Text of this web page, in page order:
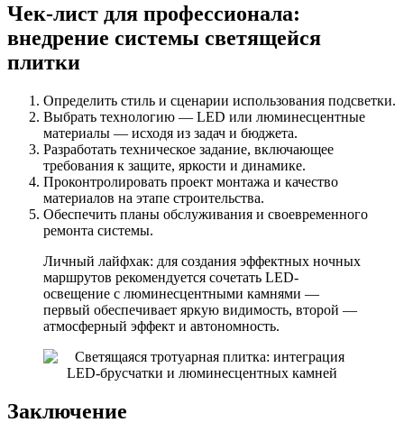
Чек-лист для профессионала:
внедрение системы светящейся
плитки
Определить стиль и сценарии использования подсветки.
Выбрать технологию — LED или люминесцентные
материалы — исходя из задач и бюджета.
Разработать техническое задание, включающее
требования к защите, яркости и динамике.
Проконтролировать проект монтажа и качество
материалов на этапе строительства.
Обеспечить планы обслуживания и своевременного
ремонта системы.
Личный лайфхак: для создания эффектных ночных
маршрутов рекомендуется сочетать LED-
освещение с люминесцентными камнями —
первый обеспечивает яркую видимость, второй —
атмосферный эффект и автономность.
Заключение